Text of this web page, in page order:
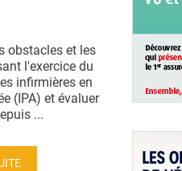
obstacles et les
l'exercice du
infirmières en
(IPA) et évaluer
...